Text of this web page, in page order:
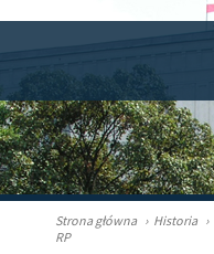
Strona główna › Historia ›
RP